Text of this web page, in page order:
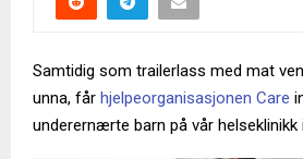
Samtidig som trailerlass med mat
unna, får hjelpeorganisasjonen Care
underernærte barn på vår helseklinikk